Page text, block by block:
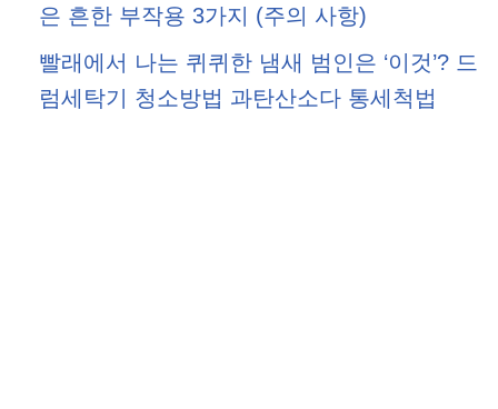
은 흔한 부작용 3가지 (주의 사항)
빨래에서 나는 퀴퀴한 냄새 범인은 ‘이것’? 드
럼세탁기 청소방법 과탄산소다 통세척법